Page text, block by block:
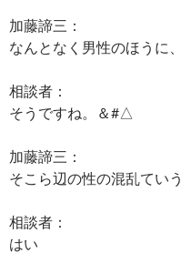
加藤諦三：
なんとなく男性のほうに
相談者：
そうですね。＆#△
加藤諦三：
そこら辺の性の混乱ていう
相談者：
はい